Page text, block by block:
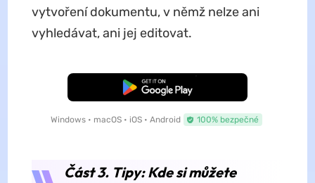
vytvoření dokumentu, v němž nelze ani
vyhledávat, ani jej editovat.
Bezplatné stažení
Windows • macOS • iOS • Android 100% bezpečné
Část 3. Tipy: Kde si můžete